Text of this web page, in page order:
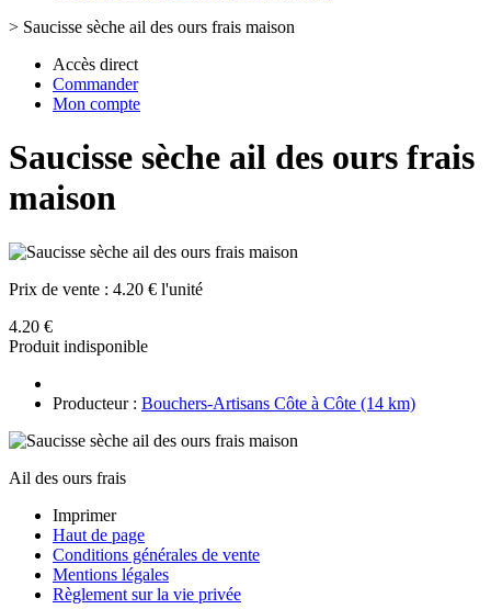
> Saucisse sèche ail des ours frais maison
Accès direct
Commander
Mon compte
Saucisse sèche ail des ours frais
maison
Prix de vente : 4.20 € l'unité
4.20 €
Produit indisponible
Producteur : Bouchers-Artisans Côte à Côte (14 km)
Ail des ours frais
Imprimer
Haut de page
Conditions générales de vente
Mentions légales
Règlement sur la vie privée